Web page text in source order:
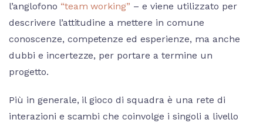
l’anglofono “team working” – e viene utilizzato per
descrivere l’attitudine a mettere in comune
conoscenze, competenze ed esperienze, ma anche
dubbi e incertezze, per portare a termine un
progetto.
Più in generale, il gioco di squadra è una rete di
interazioni e scambi che coinvolge i singoli a livello